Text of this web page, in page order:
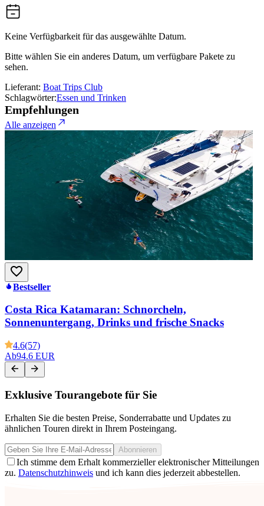
Keine Verfügbarkeit für das ausgewählte Datum.
Bitte wählen Sie ein anderes Datum, um verfügbare Pakete zu
sehen.
Lieferant: Boat Trips Club
Schlagwörter:Essen und Trinken
Empfehlungen
Alle anzeigen
Bestseller
Costa Rica Katamaran: Schnorcheln,
Sonnenuntergang, Drinks und frische Snacks
4.6(57)
Ab94.6 EUR
Exklusive Tourangebote für Sie
Erhalten Sie die besten Preise, Sonderrabatte und Updates zu
ähnlichen Touren direkt in Ihrem Posteingang.
Abonnieren
Ich stimme dem Erhalt kommerzieller elektronischer Mitteilungen
zu. Datenschutzhinweis und ich kann dies jederzeit abbestellen.